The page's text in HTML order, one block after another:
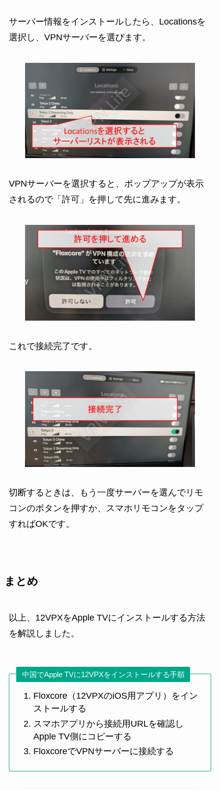
サーバー情報をインストールしたら、Locationsを
選択し、VPNサーバーを選びます。
VPNサーバーを選択すると、ポップアップが表示
されるので「許可」を押して先に進みます。
これで接続完了です。
切断するときは、もう一度サーバーを選んでリモ
コンのボタンを押すか、スマホリモコンをタップ
すればOKです。
まとめ
以上、12VPXをApple TVにインストールする方法
を解説しました。
中国でApple TVに12VPXをインストールする手順
Floxcore（12VPXのiOS用アプリ）をイン
ストールする
スマホアプリから接続用URLを確認し
Apple TV側にコピーする
FloxcoreでVPNサーバーに接続する